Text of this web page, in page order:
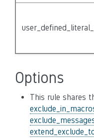
Options
This rule shares